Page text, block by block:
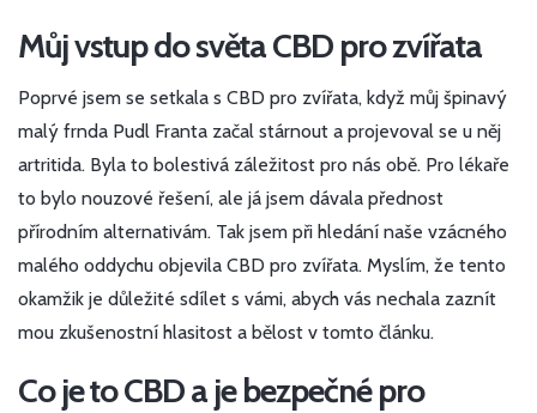
Můj vstup do světa CBD pro zvířata
Poprvé jsem se setkala s CBD pro zvířata, když můj špinavý
malý frnda Pudl Franta začal stárnout a projevoval se u něj
artritida. Byla to bolestivá záležitost pro nás obě. Pro lékaře
to bylo nouzové řešení, ale já jsem dávala přednost
přírodním alternativám. Tak jsem při hledání naše vzácného
malého oddychu objevila CBD pro zvířata. Myslím, že tento
okamžik je důležité sdílet s vámi, abych vás nechala zaznít
mou zkušenostní hlasitost a bělost v tomto článku.
Co je to CBD a je bezpečné pro